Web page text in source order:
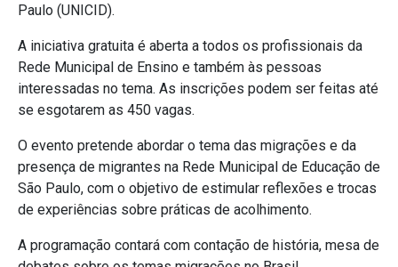
Paulo (UNICID).
A iniciativa gratuita é aberta a todos os profissionais da
Rede Municipal de Ensino e também às pessoas
interessadas no tema. As inscrições podem ser feitas até
se esgotarem as 450 vagas.
O evento pretende abordar o tema das migrações e da
presença de migrantes na Rede Municipal de Educação de
São Paulo, com o objetivo de estimular reflexões e trocas
de experiências sobre práticas de acolhimento.
A programação contará com contação de história, mesa de